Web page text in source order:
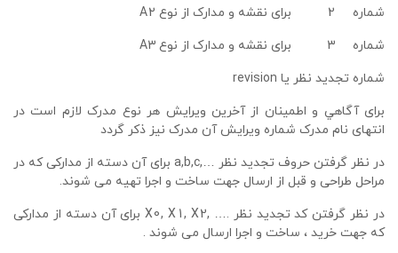
شماره 2 برای نقشه و مدارک از نوع
A2
شماره 3 برای نقشه و مدارک از نوع
A3
شماره تجدید نظر یا revision
ﺑﺮای آﮔﺎﻫﻲ و اﻃﻤﻴﻨﺎن از آﺧﺮﻳﻦ وﻳﺮاﻳﺶ ﻫﺮ ﻧﻮع ﻣﺪرک ﻻزم اﺳﺖ در
اﻧﺘﻬﺎی ﻧﺎم ﻣﺪرک ﺷﻤﺎره وﻳﺮاﻳﺶ آن ﻣﺪرک ﻧﻴﺰ ذﻛﺮ ﮔﺮدد
در نظر گرفتن حروف تجدید نظر a,b,c,… برای آن دسته از مدارکی که در
مراحل طراحی و قبل از ارسال جهت ساخت و اجرا تهیه می شوند.
در نظر گرفتن کد تجدید نظر X0, X1, X2, ….برای آن دسته از مدارکی
که جهت خرید ، ساخت و اجرا ارسال می شوند .